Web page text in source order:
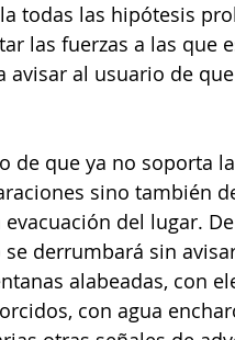
todas las hipótesis
las fuerzas a las que
al usuario de
de que ya no soporta
sino también
del lugar.
derrumbará sin
alabeadas, con
con agua